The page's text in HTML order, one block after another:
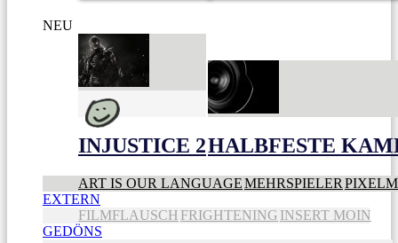
NEU
INJUSTICE 2HALBFESTE
ART IS OUR LANGUAGEMEHRSPIELER
EXTERN
FILMFLAUSCH FRIGHTENING INSERT MOIN
GEDÖNS